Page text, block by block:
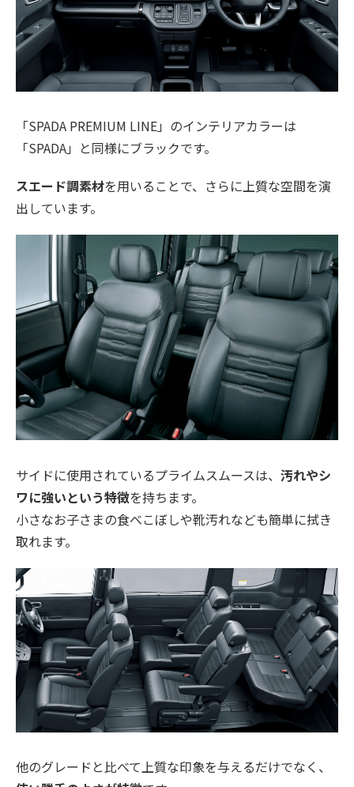
「SPADA PREMIUM LINE」のインテリアカラーは
「SPADA」と同様にブラックです。
スエード調素材を用いることで、さらに上質な空間を演
出しています。
サイドに使用されているプライムスムースは、 汚れやシ
ワに強いという特徴を持ちます。
小さなお子さまの食べこぼしや靴汚れなども簡単に拭き
取れます。
他のグレードと比べて上質な印象を与えるだけでなく、